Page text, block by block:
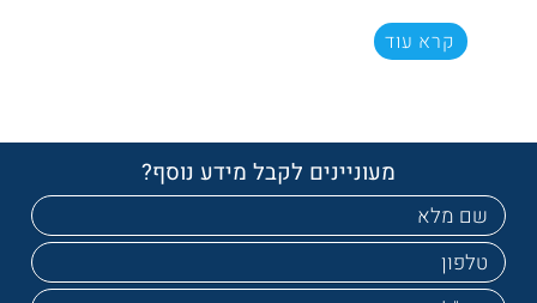
קרא עוד
מעוניינים לקבל מידע נוסף?